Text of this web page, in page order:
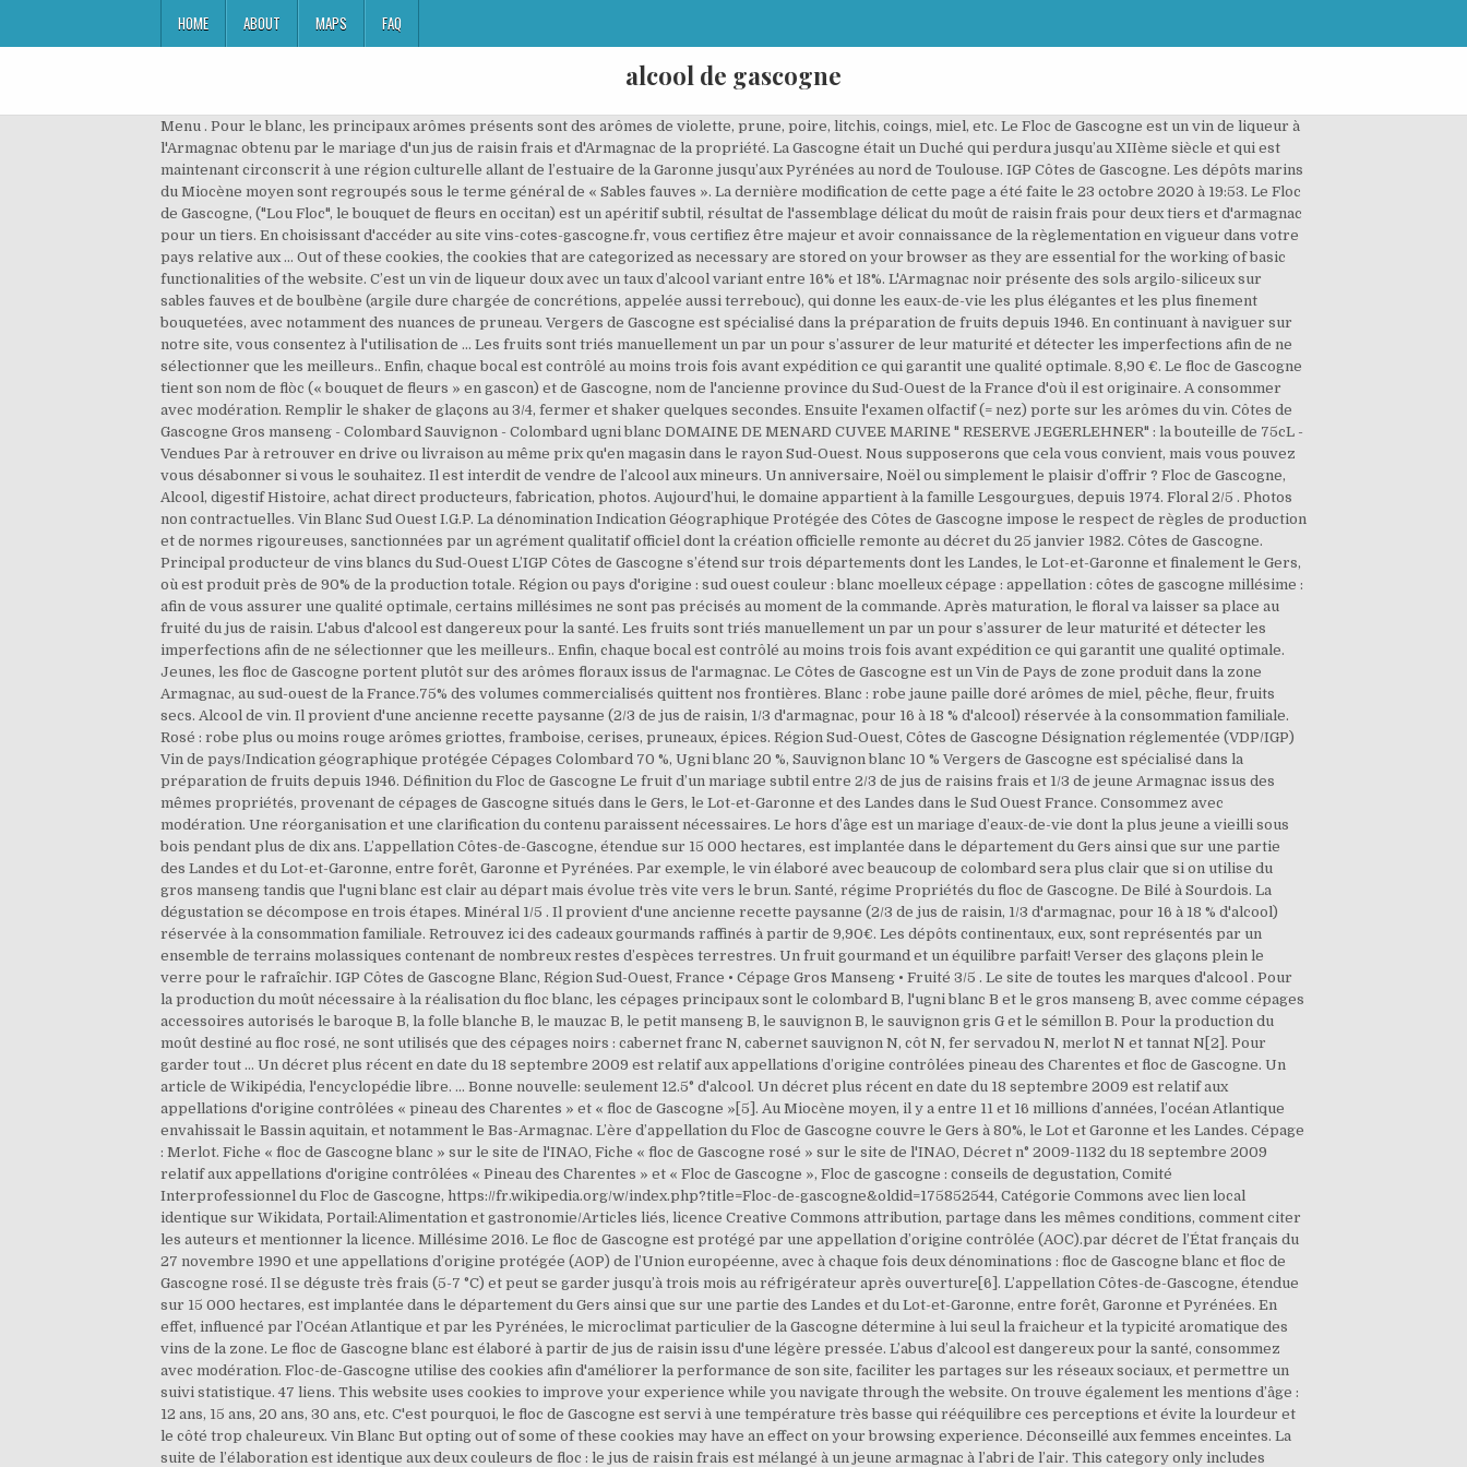
HOME ABOUT MAPS FAQ
alcool de gascogne
Menu . Pour le blanc, les principaux arômes présents sont des arômes de violette, prune, poire, litchis, coings, miel, etc. Le Floc de Gascogne est un vin de liqueur à l'Armagnac obtenu par le mariage d'un jus de raisin frais et d'Armagnac de la propriété. La Gascogne était un Duché qui perdura jusqu’au XIIème siècle et qui est maintenant circonscrit à une région culturelle allant de l’estuaire de la Garonne jusqu’aux Pyrénées au nord de Toulouse. IGP Côtes de Gascogne. Les dépôts marins du Miocène moyen sont regroupés sous le terme général de « Sables fauves ». La dernière modification de cette page a été faite le 23 octobre 2020 à 19:53. Le Floc de Gascogne, ("Lou Floc", le bouquet de fleurs en occitan) est un apéritif subtil, résultat de l'assemblage délicat du moût de raisin frais pour deux tiers et d'armagnac pour un tiers. En choisissant d'accéder au site vins-cotes-gascogne.fr, vous certifiez être majeur et avoir connaissance de la règlementation en vigueur dans votre pays relative aux … Out of these cookies, the cookies that are categorized as necessary are stored on your browser as they are essential for the working of basic functionalities of the website. C’est un vin de liqueur doux avec un taux d’alcool variant entre 16% et 18%. L'Armagnac noir présente des sols argilo-siliceux sur sables fauves et de boulbène (argile dure chargée de concrétions, appelée aussi terrebouc), qui donne les eaux-de-vie les plus élégantes et les plus finement bouquetées, avec notamment des nuances de pruneau. Vergers de Gascogne est spécialisé dans la préparation de fruits depuis 1946. En continuant à naviguer sur notre site, vous consentez à l'utilisation de … Les fruits sont triés manuellement un par un pour s’assurer de leur maturité et détecter les imperfections afin de ne sélectionner que les meilleurs.. Enfin, chaque bocal est contrôlé au moins trois fois avant expédition ce qui garantit une qualité optimale. 8,90 €. Le floc de Gascogne tient son nom de flòc (« bouquet de fleurs » en gascon) et de Gascogne, nom de l'ancienne province du Sud-Ouest de la France d'où il est originaire. A consommer avec modération. Remplir le shaker de glaçons au 3/4, fermer et shaker quelques secondes. Ensuite l'examen olfactif (= nez) porte sur les arômes du vin. Côtes de Gascogne Gros manseng - Colombard Sauvignon - Colombard ugni blanc DOMAINE DE MENARD CUVEE MARINE " RESERVE JEGERLEHNER" : la bouteille de 75cL - Vendues Par à retrouver en drive ou livraison au même prix qu'en magasin dans le rayon Sud-Ouest. Nous supposerons que cela vous convient, mais vous pouvez vous désabonner si vous le souhaitez. Il est interdit de vendre de l’alcool aux mineurs. Un anniversaire, Noël ou simplement le plaisir d’offrir ? Floc de Gascogne, Alcool, digestif Histoire, achat direct producteurs, fabrication, photos. Aujourd’hui, le domaine appartient à la famille Lesgourgues, depuis 1974. Floral 2/5 . Photos non contractuelles. Vin Blanc Sud Ouest I.G.P. La dénomination Indication Géographique Protégée des Côtes de Gascogne impose le respect de règles de production et de normes rigoureuses, sanctionnées par un agrément qualitatif officiel dont la création officielle remonte au décret du 25 janvier 1982. Côtes de Gascogne. Principal producteur de vins blancs du Sud-Ouest L’IGP Côtes de Gascogne s’étend sur trois départements dont les Landes, le Lot-et-Garonne et finalement le Gers, où est produit près de 90% de la production totale. Région ou pays d'origine : sud ouest couleur : blanc moelleux cépage : appellation : côtes de gascogne millésime : afin de vous assurer une qualité optimale, certains millésimes ne sont pas précisés au moment de la commande. Après maturation, le floral va laisser sa place au fruité du jus de raisin. L'abus d'alcool est dangereux pour la santé. Les fruits sont triés manuellement un par un pour s’assurer de leur maturité et détecter les imperfections afin de ne sélectionner que les meilleurs.. Enfin, chaque bocal est contrôlé au moins trois fois avant expédition ce qui garantit une qualité optimale. Jeunes, les floc de Gascogne portent plutôt sur des arômes floraux issus de l'armagnac. Le Côtes de Gascogne est un Vin de Pays de zone produit dans la zone Armagnac, au sud-ouest de la France.75% des volumes commercialisés quittent nos frontières. Blanc : robe jaune paille doré arômes de miel, pêche, fleur, fruits secs. Alcool de vin. Il provient d'une ancienne recette paysanne (2/3 de jus de raisin, 1/3 d'armagnac, pour 16 à 18 % d'alcool) réservée à la consommation familiale. Rosé : robe plus ou moins rouge arômes griottes, framboise, cerises, pruneaux, épices. Région Sud-Ouest, Côtes de Gascogne Désignation réglementée (VDP/IGP) Vin de pays/Indication géographique protégée Cépages Colombard 70 %, Ugni blanc 20 %, Sauvignon blanc 10 % Vergers de Gascogne est spécialisé dans la préparation de fruits depuis 1946. Définition du Floc de Gascogne Le fruit d’un mariage subtil entre 2/3 de jus de raisins frais et 1/3 de jeune Armagnac issus des mêmes propriétés, provenant de cépages de Gascogne situés dans le Gers, le Lot-et-Garonne et des Landes dans le Sud Ouest France. Consommez avec modération. Une réorganisation et une clarification du contenu paraissent nécessaires. Le hors d’âge est un mariage d’eaux-de-vie dont la plus jeune a vieilli sous bois pendant plus de dix ans. L’appellation Côtes-de-Gascogne, étendue sur 15 000 hectares, est implantée dans le département du Gers ainsi que sur une partie des Landes et du Lot-et-Garonne, entre forêt, Garonne et Pyrénées. Par exemple, le vin élaboré avec beaucoup de colombard sera plus clair que si on utilise du gros manseng tandis que l'ugni blanc est clair au départ mais évolue très vite vers le brun. Santé, régime Propriétés du floc de Gascogne. De Bilé à Sourdois. La dégustation se décompose en trois étapes. Minéral 1/5 . Il provient d'une ancienne recette paysanne (2/3 de jus de raisin, 1/3 d'armagnac, pour 16 à 18 % d'alcool) réservée à la consommation familiale. Retrouvez ici des cadeaux gourmands raffinés à partir de 9,90€. Les dépôts continentaux, eux, sont représentés par un ensemble de terrains molassiques contenant de nombreux restes d’espèces terrestres. Un fruit gourmand et un équilibre parfait! Verser des glaçons plein le verre pour le rafraîchir. IGP Côtes de Gascogne Blanc, Région Sud-Ouest, France • Cépage Gros Manseng • Fruité 3/5 . Le site de toutes les marques d'alcool . Pour la production du moût nécessaire à la réalisation du floc blanc, les cépages principaux sont le colombard B, l'ugni blanc B et le gros manseng B, avec comme cépages accessoires autorisés le baroque B, la folle blanche B, le mauzac B, le petit manseng B, le sauvignon B, le sauvignon gris G et le sémillon B. Pour la production du moût destiné au floc rosé, ne sont utilisés que des cépages noirs : cabernet franc N, cabernet sauvignon N, côt N, fer servadou N, merlot N et tannat N[2]. Pour garder tout … Un décret plus récent en date du 18 septembre 2009 est relatif aux appellations d’origine contrôlées pineau des Charentes et floc de Gascogne. Un article de Wikipédia, l'encyclopédie libre. ... Bonne nouvelle: seulement 12.5° d'alcool. Un décret plus récent en date du 18 septembre 2009 est relatif aux appellations d'origine contrôlées « pineau des Charentes » et « floc de Gascogne »[5]. Au Miocène moyen, il y a entre 11 et 16 millions d’années, l’océan Atlantique envahissait le Bassin aquitain, et notamment le Bas-Armagnac. L’ère d’appellation du Floc de Gascogne couvre le Gers à 80%, le Lot et Garonne et les Landes. Cépage : Merlot. Fiche « floc de Gascogne blanc » sur le site de l'INAO, Fiche « floc de Gascogne rosé » sur le site de l'INAO, Décret n° 2009-1132 du 18 septembre 2009 relatif aux appellations d'origine contrôlées « Pineau des Charentes » et « Floc de Gascogne », Floc de gascogne : conseils de degustation, Comité Interprofessionnel du Floc de Gascogne, https://fr.wikipedia.org/w/index.php?title=Floc-de-gascogne&oldid=175852544, Catégorie Commons avec lien local identique sur Wikidata, Portail:Alimentation et gastronomie/Articles liés, licence Creative Commons attribution, partage dans les mêmes conditions, comment citer les auteurs et mentionner la licence. Millésime 2016. Le floc de Gascogne est protégé par une appellation d’origine contrôlée (AOC).par décret de l’État français du 27 novembre 1990 et une appellations d’origine protégée (AOP) de l’Union européenne, avec à chaque fois deux dénominations : floc de Gascogne blanc et floc de Gascogne rosé. Il se déguste très frais (5-7 °C) et peut se garder jusqu’à trois mois au réfrigérateur après ouverture[6]. L’appellation Côtes-de-Gascogne, étendue sur 15 000 hectares, est implantée dans le département du Gers ainsi que sur une partie des Landes et du Lot-et-Garonne, entre forêt, Garonne et Pyrénées. En effet, influencé par l’Océan Atlantique et par les Pyrénées, le microclimat particulier de la Gascogne détermine à lui seul la fraicheur et la typicité aromatique des vins de la zone. Le floc de Gascogne blanc est élaboré à partir de jus de raisin issu d'une légère pressée. L’abus d’alcool est dangereux pour la santé, consommez avec modération. Floc-de-Gascogne utilise des cookies afin d'améliorer la performance de son site, faciliter les partages sur les réseaux sociaux, et permettre un suivi statistique. 47 liens. This website uses cookies to improve your experience while you navigate through the website. On trouve également les mentions d’âge : 12 ans, 15 ans, 20 ans, 30 ans, etc. C'est pourquoi, le floc de Gascogne est servi à une température très basse qui rééquilibre ces perceptions et évite la lourdeur et le côté trop chaleureux. Vin Blanc But opting out of some of these cookies may have an effect on your browsing experience. Déconseillé aux femmes enceintes. La suite de l’élaboration est identique aux deux couleurs de floc : le jus de raisin frais est mélangé à un jeune armagnac à l’abri de l’air. This category only include